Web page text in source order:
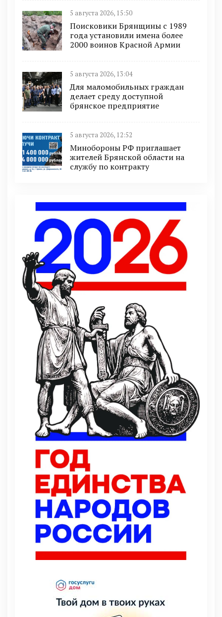
5 августа 2026, 15:50
Поисковики Брянщины с 1989
года установили имена более
2000 воинов Красной Армии
5 августа 2026, 13:04
Для маломобильных граждан
делает среду доступной
брянское предприятие
5 августа 2026, 12:52
Минобoроны РФ приглaшaет
житeлeй Брянской области на
службу по контракту